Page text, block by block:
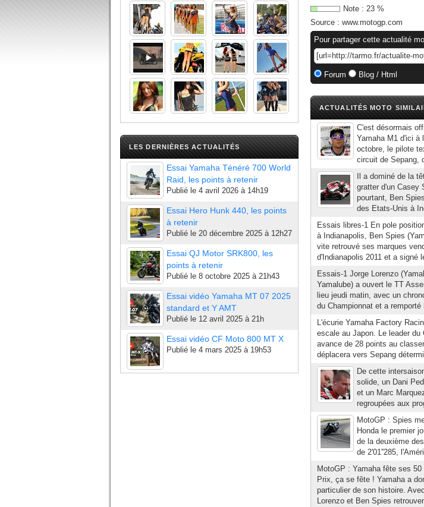
LES DERNIÈRES ACTUALITÉS
Essai Yamaha Ténéré 700 World
Raid, les points à retenir
Publié le 4 avril 2026 à 14h19
Essai Hero Hunk 440, les points
à retenir
Publié le 20 décembre 2025 à 12h27
Essai QJ Motor SRK800, les
points à retenir
Publié le 8 octobre 2025 à 21h43
Essai vidéo Yamaha MT 07 2025
standard et Y AMT
Publié le 12 avril 2025 à 21h
Essai vidéo CF Moto 800 MT X
Publié le 4 mars 2025 à 19h53
Note : 23 %
Source : www.motogp.com
Pour partager cette actualité
Forum Blog / Html
ACTUALITÉS MOTO
C'est désormais
Yamaha M1 d'ici à
octobre, le pilote
circuit de Sepang,
Il a dominé de la
gratter d'un Casey
pourtant, Ben
des Etats-Unis à
Essais libres-1 En pole
à Indianapolis, Ben Spies
vite retrouvé ses marques
d'Indianapolis 2011 et a signé
Essais-1 Jorge Lorenzo
Yamalube) a ouvert le TT
lieu jeudi matin, avec un
du Championnat et a
L'écurie Yamaha Factory
escale au Japon. Le leader
avance de 28 points au
déplacera vers Sepang
De cette
solide, un Dani
et un Marc
regroupées aux
MotoGP : Spies
Honda le premier
de la deuxième
de 2'01''285,
MotoGP : Yamaha fête ses
Prix, ça se fête ! Yamaha a
particulier de son histoire.
Lorenzo et Ben Spies